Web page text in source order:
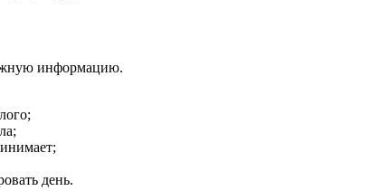
информацию.
день.